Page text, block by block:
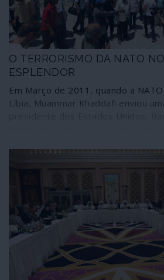
O TERRORISMO DA NATO
ESPLENDOR
Em Março de 2011, quando a
Líbia, Muammar Khaddafi enviou
nada mais”, pelo que a intervenção
risco de consequências
na Europa”. O apelo do dirigente
afinal, para as forças atlantistas a
risco” mas sim uma estratégia
os efeitos, uma estratégia terrorista.